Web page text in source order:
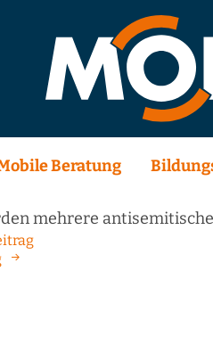
Beratung
mehrere